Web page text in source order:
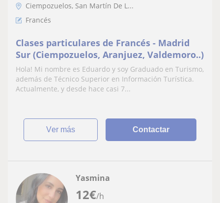
Ciempozuelos, San Martín De L...
Francés
Clases particulares de Francés - Madrid
Sur (Ciempozuelos, Aranjuez, Valdemoro..)
Hola! Mi nombre es Eduardo y soy Graduado en Turismo,
además de Técnico Superior en Información Turística.
Actualmente, y desde hace casi 7...
ver más Contactar
12€/h
Yasmina